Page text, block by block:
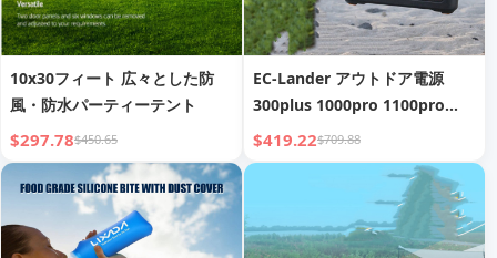
10x30フィート 広々とした防
風・防水パーティーテント
$297.78$450.65
EC-Lander アウトドア電源
300plus 1000pro 1100pro
1500pro
$419.22$709.88